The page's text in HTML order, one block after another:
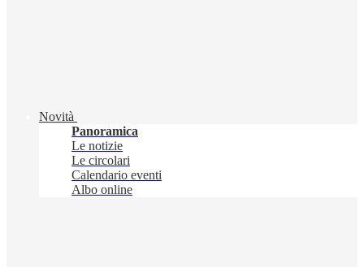
Novità
Panoramica
Le notizie
Le circolari
Calendario eventi
Albo online